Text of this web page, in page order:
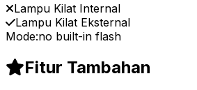
Lampu Kilat Internal
Lampu Kilat Eksternal
Mode:no built-in flash
Fitur Tambahan